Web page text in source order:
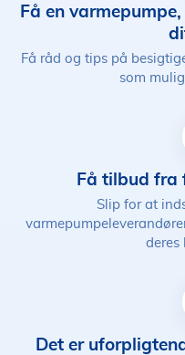
Få en
Få råd og tips på
som
Få tilbud fra
Slip for at
deres
Det er